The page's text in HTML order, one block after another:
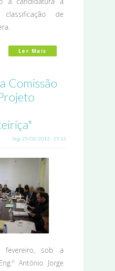
classificação de
Ler Mais
Comissão
Seg, 25/02/2013 - 15:13
sob a
António Jorge